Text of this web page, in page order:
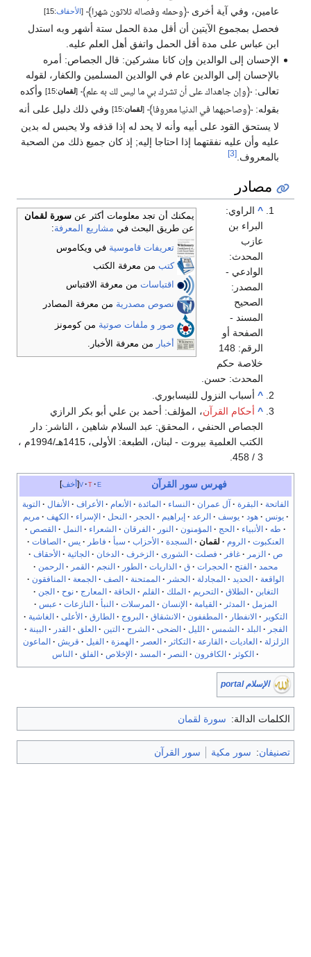
عامين، وفي آية أخرى﴿وحمله وفصاله ثلاثون شهرا﴾ [الأحقاف:15]
فحصل بمجموع الآيتين أن أقل مدة الحمل ستة أشهر وبه استدل
ابن عباس على مدة أقل الحمل واتفق أهل العلم عليه.
الإحسان إلى الوالدين وإن كانا مشركين: قال الجصاص: أمره
بالإحسان إلى الوالدين عام في الوالدين المسلمين والكفار، لقوله
تعالى:﴿وإن جاهداك على أن تشرك بي ما ليس لك به علم﴾ [لقمان:15]
وأكده
بقوله:﴿وصاحبهما في الدنيا معروفا﴾ [لقمان:15]
وفي ذلك دليل على أنه
لا يستحق القود على أبيه وأنه لا يحد له إذا قذفه ولا يحبس له بدين
عليه وأن عليه نفقتهما إذا احتاجا إليه; إذ كان جميع ذلك من الصحبة
بالمعروف.[3]
مصادر
يمكنك أن تجد معلومات أكثر عنسورة لقمان
عن طريق البحث في مشاريع المعرفة:
تعريفات قاموسية في ويكاموس
كتب من معرفة الكتب
اقتباسات من معرفة الاقتباس
نصوص مصدرية من معرفة المصادر
صور و ملفات صوتية من كومونز
أخبار
من معرفة الأخبار.
^ الراوي:
البراء بن
عازب
المحدث:
الوادعي -
المصدر:
الصحيح
المسند -
الصفحة أو
الرقم: 148
خلاصة حكم
المحدث: حسن.
^ أسباب النزول للنيسابوري.
^ أحكام القرآن، المؤلف: أحمد بن علي أبو بكر الرازي
الجصاص الحنفي ، المحقق: عبد السلام شاهين ، الناشر: دار
الكتب العلمية بيروت - لبنان، الطبعة: الأولى، 1415هـ/1994م ،
3 / 458.
أخف v t e فهرس سور القرآن
الفاتحة البقرة آل عمران النساء المائدة الأنعام الأعراف الأنفال
التوبة
يونس
هود يوسف الرعد إبراهيم الحجر النحل الإسراء الكهف
مريم
طه
الأنبياء الحج المؤمنون النور الفرقان الشعراء النمل
القصص
العنكبوت
الروم لقمان السجدة الأحزاب سبأ فاطر يس
الصافات
ص
الزمر غافر فصلت الشورى الزخرف الدخان الجاثية
الأحقاف
محمد
الفتح الحجرات ق الذاريات الطور النجم القمر
الرحمن
الواقعة
الحديد المجادلة الحشر الممتحنة الصف الجمعة
المنافقون
التغابن
الطلاق التحريم الملك القلم الحاقة المعارج نوح
الجن
المزمل
المدثر القيامة الإنسان المرسلات النبأ النازعات
عبس
التكوير
الانفطار المطففون الانشقاق البروج الطارق الأعلى
الغاشية
الفجر
البلد الشمس الليل الضحى الشرح التين العلق القدر
البينة
الزلزلة
العاديات القارعة التكاثر العصر الهمزة الفيل قريش
الماعون
الكوثر
الكافرون النصر المسد الإخلاص الفلق الناس
الإسلام portal
الكلمات الدالة: سورة لقمان
تصنيفان: سور مكية سور القرآن